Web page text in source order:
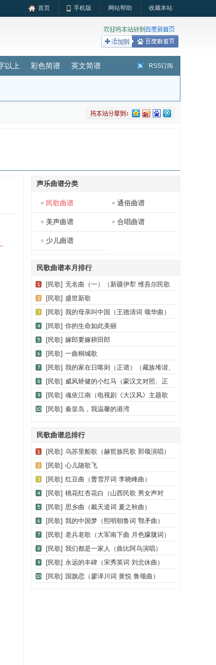
首页 手机版 网站帮助 收藏本站
以上 彩色简谱 英文简谱 RSS订阅
声乐曲谱分类
民歌曲谱 通俗曲谱
美声曲谱 合唱曲谱
少儿曲谱
民歌曲谱本月排行
[民歌] 无名曲（一）（新疆伊犁 维吾尔民歌
第十一套《我亲爱的》）
[民歌] 盛世新歌
[民歌] 我的母亲叫中国（王德清词 颂华曲）
[民歌] 你的生命如此美丽
[民歌] 嫁郎要嫁耕田郎
[民歌] 一曲桐城歌
[民歌] 我的家在日喀则（正谱）（藏族堆谐、
登巴改编、但甫功配伴奏）
[民歌] 威风矫健的小红马（蒙汉文对照、正
谱）
[民歌] 魂依江南（电视剧《大汉风》主题歌
（楚歌））
[民歌] 秦皇岛，我温馨的港湾
民歌曲谱总排行
[民歌] 乌苏里船歌（赫哲族民歌 郭颂演唱）
[民歌] 心儿随歌飞
[民歌] 红豆曲（曹雪芹词 李晓峰曲）
[民歌] 桃花红杏花白（山西民歌 男女声对
唱）
[民歌] 思乡曲（戴天道词 夏之秋曲）
[民歌] 我的中国梦（熙明朝鲁词 鄂矛曲）
[民歌] 老兵老歌（大军南下曲 月色朦胧词）
[民歌] 我们都是一家人（曲比阿乌演唱）
[民歌] 永远的丰碑（宋秀英词 刘北休曲）
[民歌] 国旗恋（廖泽川词 黄悦 鲁颂曲）